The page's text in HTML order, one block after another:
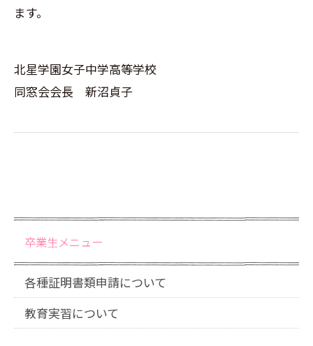
ます。
北星学園女子中学高等学校
同窓会会長 新沼貞子
卒業生メニュー
各種証明書類申請について
教育実習について